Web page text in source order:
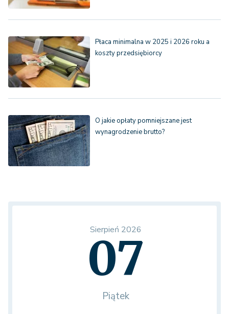
Płaca minimalna w 2025 i 2026 roku a
koszty przedsiębiorcy
O jakie opłaty pomniejszane jest
wynagrodzenie brutto?
Sierpień 2026
07
Piątek